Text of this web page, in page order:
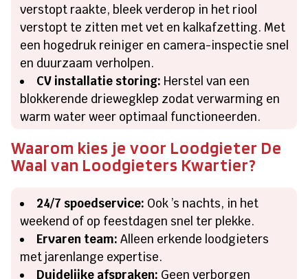
verstopt raakte, bleek verderop in het riool
verstopt te zitten met vet en kalkafzetting. Met
een hogedruk reiniger en camera-inspectie snel
en duurzaam verholpen.
CV installatie storing: Herstel van een
blokkerende driewegklep zodat verwarming en
warm water weer optimaal functioneerden.
Waarom kies je voor Loodgieter De
Waal van Loodgieters Kwartier?
24/7 spoedservice: Ook ’s nachts, in het
weekend of op feestdagen snel ter plekke.
Ervaren team: Alleen erkende loodgieters
met jarenlange expertise.
Duidelijke afspraken: Geen verborgen